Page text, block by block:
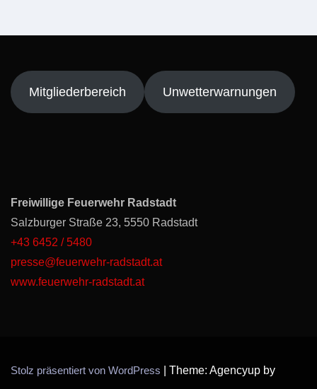
Mitgliederbereich Unwetterwarnungen
Freiwillige Feuerwehr Radstadt
Salzburger Straße 23, 5550 Radstadt
+43 6452 / 5480
presse@feuerwehr-radstadt.at
www.feuerwehr-radstadt.at
Stolz präsentiert von WordPress Theme: Agencyup by